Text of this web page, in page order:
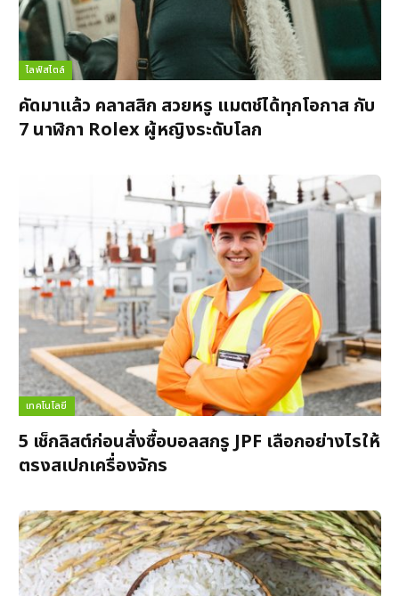
ไลฟ์สไตล์
คัดมาแล้ว คลาสสิก สวยหรู แมตช์ได้ทุกโอกาส กับ
7 นาฬิกา Rolex ผู้หญิงระดับโลก
เทคโนโลยี
5 เช็กลิสต์ก่อนสั่งซื้อบอลสกรู JPF เลือกอย่างไรให้
ตรงสเปกเครื่องจักร